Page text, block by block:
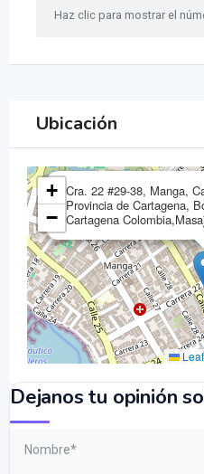
Haz clic para mostrar el
Ubicación
Cra. 22 #29-38, Manga,
Provincia de Cartagena,
Cartagena
+
−
Dejanos tu opinión